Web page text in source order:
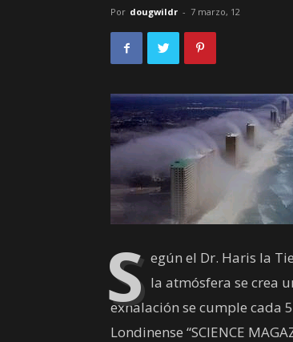
Por dougwildr - 7 marzo, 12
S egún el Dr. Haris la
la atmósfera se crea
exhalación se cumple cada
Londinense “SCIENCE